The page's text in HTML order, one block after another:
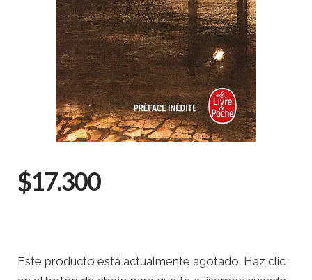
$17.300
Este producto está actualmente agotado. Haz clic